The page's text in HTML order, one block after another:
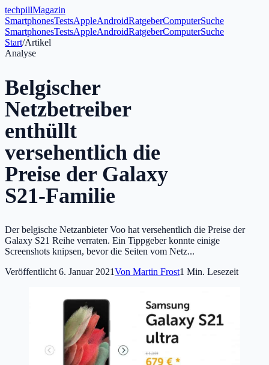
techpillMagazin
SmartphonesTestsAppleAndroidRatgeberComputerSuche
SmartphonesTestsAppleAndroidRatgeberComputerSuche
Start/Artikel
Analyse
Belgischer
Netzbetreiber
enthüllt
versehentlich die
Preise der Galaxy
S21-Familie
Der belgische Netzanbieter Voo hat versehentlich die Preise der
Galaxy S21 Reihe verraten. Ein Tippgeber konnte einige
Screenshots knipsen, bevor die Seiten vom Netz...
Veröffentlicht 6. Januar 2021Von Martin Frost1 Min. Lesezeit